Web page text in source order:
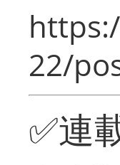
22/
✅連